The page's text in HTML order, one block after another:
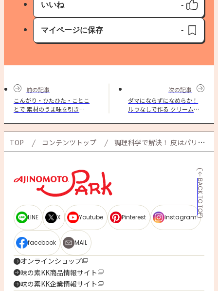
いいね
いいね済み
-
マイページに保存
保存済み
-
前の記事
こんがり・ひたひた・ことこ
とで 素材のうま味を引き出
方
次の記事
ダマにならずになめらか！
ルウなしで作る クリームシ
TOP コンテンツトップ 調理科学で解決！ 皮はパリッと、中はジューシー。 鶏むね肉のチキンステーキ
BACK TO TOP
LINE X Youtube Pinterest Instagram
facebook MAIL
オンラインショップ
味の素KK商品情報サイト
味の素KK企業情報サイト